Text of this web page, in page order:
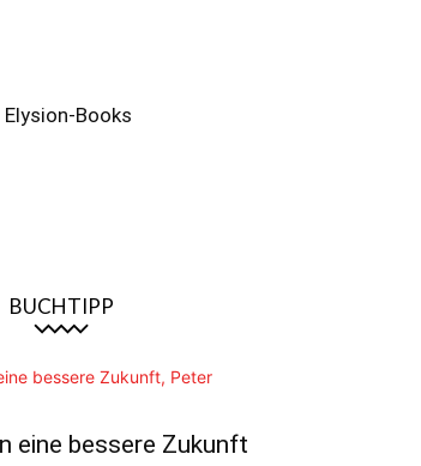
Elysion-Books
BUCHTIPP
eine bessere Zukunft